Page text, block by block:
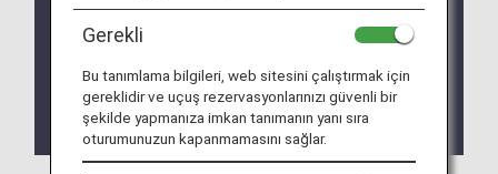
önceden haber vermeksizin değiştirilebilir.
Lounge'ın yer aldığı ülke veya eyalete bağlı olarak
lounge'a yönelik giriş koşullarıyla ilgili kısıtlamalar
olabilir.
Gerekli
Bu tanımlama bilgileri, web sitesini çalıştırmak için
gereklidir ve uçuş rezervasyonlarınızı güvenli bir
şekilde yapmanıza imkan tanımanın yanı sıra
oturumunuzun kapanmamasını sağlar.